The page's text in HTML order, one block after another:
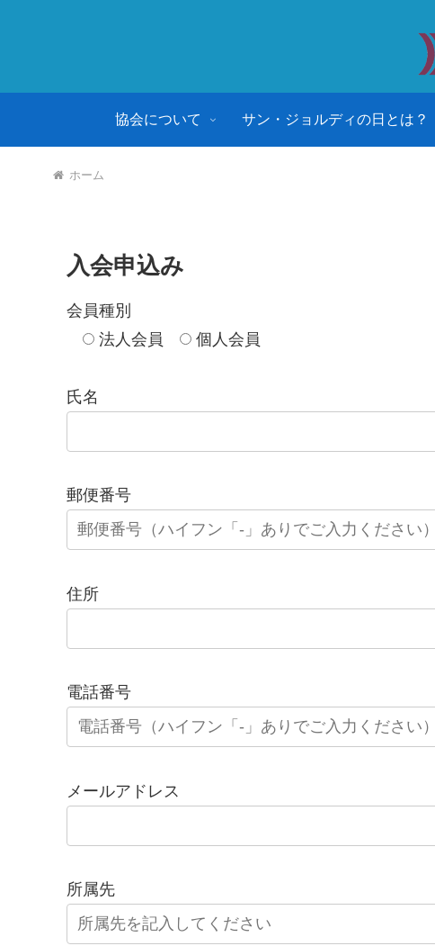
協会について サン・ジョルディの日とは？
ホーム
入会申込み
会員種別
法人会員
個人会員
氏名
郵便番号
住所
電話番号
メールアドレス
所属先